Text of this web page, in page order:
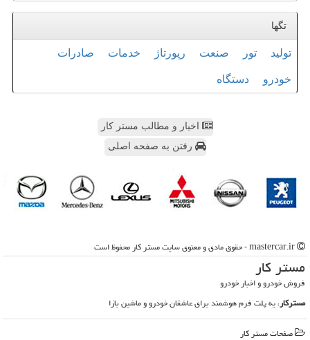
تگها
تولید تور صنعت رپورتاژ خدمات صادرات
خودرو دستگاه
اخبار و مطالب مستر کار
رفتن به صفحه اصلی
مستر كار
فروش خودرو و اخبار خودرو
مسترکار، یه پلت فرم هوشمند برای عاشقان خودرو و ماشین بازا
صفحات مستر كار